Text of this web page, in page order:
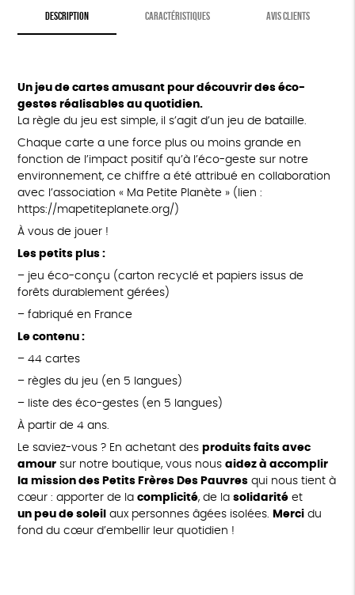
DESCRIPTION CARACTÉRISTIQUES AVIS CLIENTS
Un jeu de cartes amusant pour découvrir des éco-
gestes réalisables au quotidien.
La règle du jeu est simple, il s’agit d’un jeu de bataille.
Chaque carte a une force plus ou moins grande en
fonction de l’impact positif qu’à l’éco-geste sur notre
environnement, ce chiffre a été attribué en collaboration
avec l’association « Ma Petite Planète » (lien :
https://mapetiteplanete.org/)
À vous de jouer !
Les petits plus :
– jeu éco-conçu (carton recyclé et papiers issus de
forêts durablement gérées)
– fabriqué en France
Le contenu :
– 44 cartes
– règles du jeu (en 5 langues)
– liste des éco-gestes (en 5 langues)
À partir de 4 ans.
Le saviez-vous ? En achetant des produits faits avec
amoursur notre boutique, vous nous aidez à accomplir
la mission des Petits Frères Des Pauvresqui nous tient à
cœur : apporter de la complicité, de la solidaritéet
un peu de soleil aux personnes âgées isolées. Mercidu
fond du cœur d’embellir leur quotidien !